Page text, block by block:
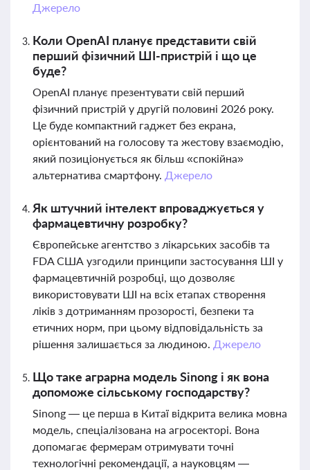
Джерело
Коли OpenAI планує представити свій
перший фізичний ШІ-пристрій і що це
буде?
OpenAI планує презентувати свій перший
фізичний пристрій у другій половині 2026 року.
Це буде компактний гаджет без екрана,
орієнтований на голосову та жестову взаємодію,
який позиціонується як більш «спокійна»
альтернатива смартфону. Джерело
Як штучний інтелект впроваджується у
фармацевтичну розробку?
Європейське агентство з лікарських засобів та
FDA США узгодили принципи застосування ШІ у
фармацевтичній розробці, що дозволяє
використовувати ШІ на всіх етапах створення
ліків з дотриманням прозорості, безпеки та
етичних норм, при цьому відповідальність за
рішення залишається за людиною. Джерело
Що таке аграрна модель Sinong і як вона
допоможе сільському господарству?
Sinong — це перша в Китаї відкрита велика мовна
модель, спеціалізована на агросекторі. Вона
допомагає фермерам отримувати точні
технологічні рекомендації, а науковцям —